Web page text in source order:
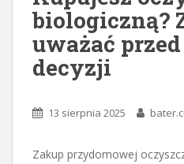
biologiczną?
uważać
decyzji
13 sierpnia 2025
Zakup przydomowej